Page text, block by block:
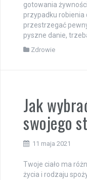
gotowania
przypadku
przestrzegać
pyszne danie,
Zdrowie
Jak
swojego
11 maja 2021
Twoje ciało ma
życia i rodzaju